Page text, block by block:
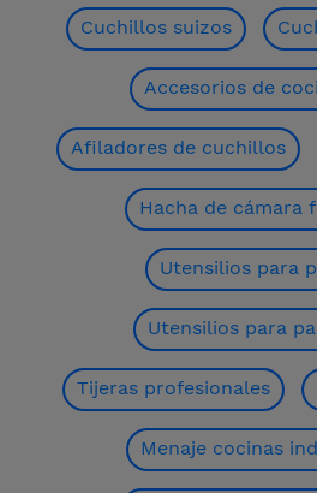
Cuchillos suizos
Accesorios de
Afiladores de cuchillos
Hacha de cámara
Utensilios para
Utensilios para
Tijeras profesionales
Menaje cocinas